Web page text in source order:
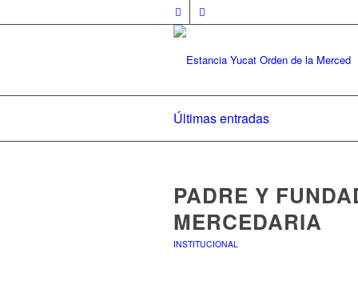
Últimas entradas
PADRE Y
MERCEDARIA
INSTITUCIONAL